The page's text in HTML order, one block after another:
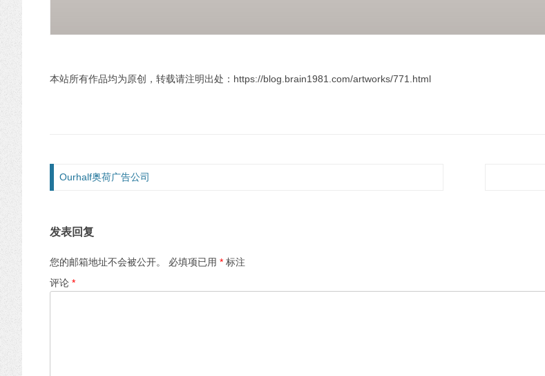
本站所有作品均为原创，转载请注明出处：https://blog.brain1981.com/artworks/771.html
文章导航
Ourhalf奥荷广告公司
发表回复
您的邮箱地址不会被公开。 必填项已用 * 标注
评论 *